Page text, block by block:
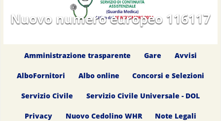
Nuovo numero europeo 116117
Amministrazione trasparente Gare Avvisi
AlboFornitori Albo online Concorsi e Selezioni
Servizio Civile Servizio Civile Universale - DOL
Privacy Nuovo Cedolino WHR Note Legali